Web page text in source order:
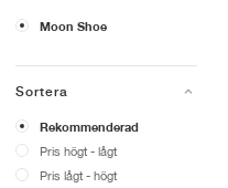
Moon Shoe
Sortera
Rekommenderad
Pris högt - lågt
Pris lågt - högt